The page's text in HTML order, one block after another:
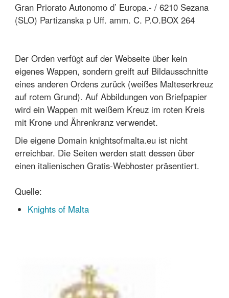
Gran Priorato Autonomo d’ Europa.- / 6210 Sezana
(SLO) Partizanska p Uff. amm. C. P.O.BOX 264
Der Orden verfügt auf der Webseite über kein
eigenes Wappen, sondern greift auf Bildausschnitte
eines anderen Ordens zurück (weißes Malteserkreuz
auf rotem Grund). Auf Abbildungen von Briefpapier
wird ein Wappen mit weißem Kreuz im roten Kreis
mit Krone und Ährenkranz verwendet.
Die eigene Domain knightsofmalta.eu ist nicht
erreichbar. Die Seiten werden statt dessen über
einen italienischen Gratis-Webhoster präsentiert.
Quelle:
Knights of Malta